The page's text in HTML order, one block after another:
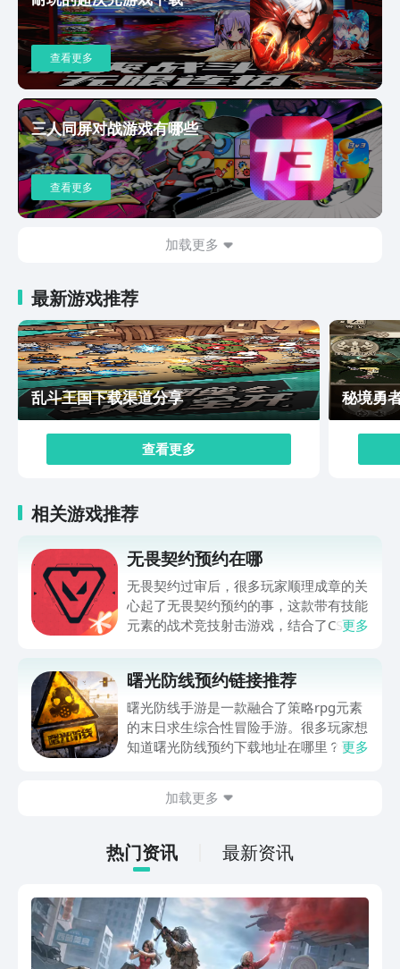
将前期的小任务完成就可以获得大量的资源，这些物资不
管是用来造兵或者造房子都是完全足够的，而且服务器的
生态环境也是比较不错的，基本上没有人会乱杀平民，还
会有联盟里面的玩家带着新手一起玩，游戏氛围非常友
好。而且在游戏前期打架是不会有士兵阵亡的，基本上这
些受伤的士兵都会送去医院，只要医院装得下受伤的士兵
都是可以治疗好的，所以前期只要一直去爆兵就行了。那
么关于曙光防线预约在哪的回答就介绍到这里了，直接去
九游预约就行啦。
查看更多
三人同屏对战游戏有哪些
查看更多
加载更多
最新游戏推荐
乱斗王国下载渠道分享
查看更多
秘境勇
相关游戏推荐
无畏契约预约在哪
无畏契约过审后，很多玩家顺理成章的关
心起了无畏契约预约的事，这款带有技能
元素的战术竞技射击游戏，结合了CS和
么多预约方式，不如找个大平台，靠谱也
安全得多，下面给大家介绍下。
更多
曙光防线预约链接推荐
曙光防线手游是一款融合了策略rpg元素
的末日求生综合性冒险手游。很多玩家想
知道曙光防线预约下载地址在哪里？该游
游戏内容，并附上了最新的预约下载地
体验吧。
更多
加载更多
热门资讯 最新资讯